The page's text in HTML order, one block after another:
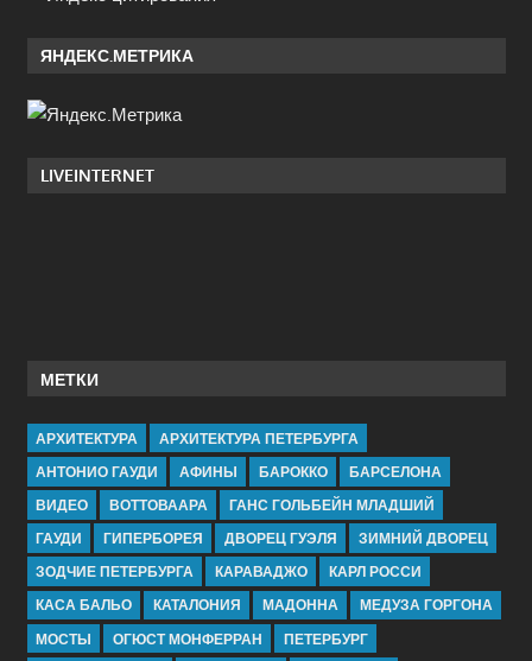
ЯНДЕКС.МЕТРИКА
LIVEINTERNET
МЕТКИ
АРХИТЕКТУРА
АРХИТЕКТУРА ПЕТЕРБУРГА
АНТОНИО ГАУДИ
АФИНЫ БАРОККО
БАРСЕЛОНА
ВИДЕО
ВОТТОВААРА
ГАНС ГОЛЬБЕЙН МЛАДШИЙ
ГАУДИ
ГИПЕРБОРЕЯ ДВОРЕЦ ГУЭЛЯ
ЗИМНИЙ ДВОРЕЦ
ЗОДЧИЕ ПЕТЕРБУРГА
КАРАВАДЖО
КАРЛ РОССИ
КАСА БАЛЬО
КАТАЛОНИЯ МАДОННА
МЕДУЗА ГОРГОНА
МОСТЫ
ОГЮСТ МОНФЕРРАН ПЕТЕРБУРГ